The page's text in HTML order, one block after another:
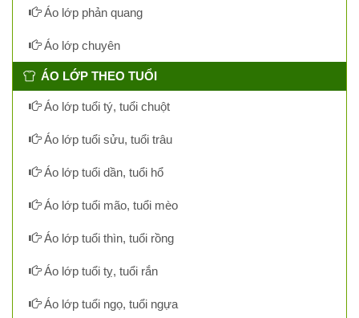
Áo lớp phản quang
Áo lớp chuyên
ÁO LỚP THEO TUỔI
Áo lớp tuổi tý, tuổi chuột
Áo lớp tuổi sửu, tuổi trâu
Áo lớp tuổi dần, tuổi hổ
Áo lớp tuổi mão, tuổi mèo
Áo lớp tuổi thìn, tuổi rồng
Áo lớp tuổi tỵ, tuổi rắn
Áo lớp tuổi ngọ, tuổi ngựa